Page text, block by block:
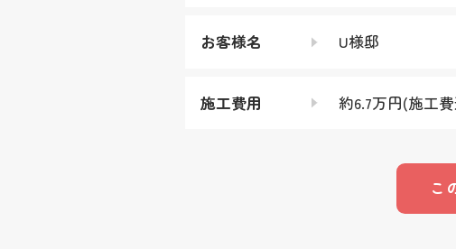
お客様名 U様邸
施工費用 約6.7万円(施工
こ